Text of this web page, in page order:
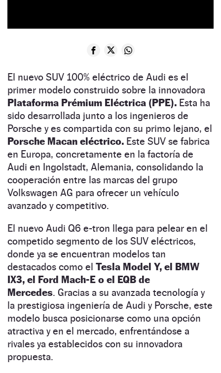
El nuevo SUV 100% eléctrico de Audi es el
primer modelo construido sobre la innovadora
Plataforma Prémium Eléctrica (PPE). Esta ha
sido desarrollada junto a los ingenieros de
Porsche y es compartida con su primo lejano, el
Porsche Macan eléctrico. Este SUV se fabrica
en Europa, concretamente en la factoría de
Audi en Ingolstadt, Alemania, consolidando la
cooperación entre las marcas del grupo
Volkswagen AG para ofrecer un vehículo
avanzado y competitivo.
El nuevo Audi Q6 e-tron llega para pelear en el
competido segmento de los SUV eléctricos,
donde ya se encuentran modelos tan
destacados como el Tesla Model Y, el BMW
IX3, el Ford Mach-E o el EQB de
Mercedes. Gracias a su avanzada tecnología y
la prestigiosa ingeniería de Audi y Porsche, este
modelo busca posicionarse como una opción
atractiva y en el mercado, enfrentándose a
rivales ya establecidos con su innovadora
propuesta.